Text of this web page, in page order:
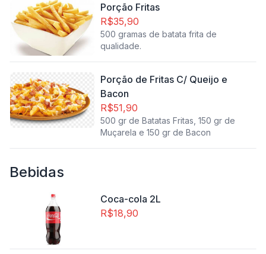
Porção Fritas
R$35,90
500 gramas de batata frita de
qualidade.
Porção de Fritas C/ Queijo e
Bacon
R$51,90
500 gr de Batatas Fritas, 150 gr de
Muçarela e 150 gr de Bacon
Bebidas
Coca-cola 2L
R$18,90